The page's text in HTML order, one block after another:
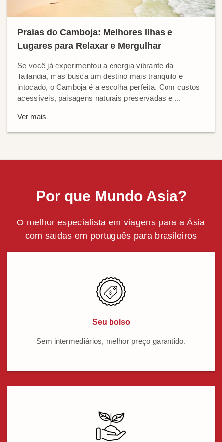
Praias do Camboja: Melhores Ilhas e
Lugares para Relaxar e Mergulhar
Se você já experimentou a energia vibrante da
Tailândia, mas busca um destino mais tranquilo e
intocado, o Camboja é a escolha perfeita. Com custos
acessíveis, paisagens naturais preservadas e ...
Ver mais
Por que Mundo Asia?
O melhor especialista em viagens para a Ásia
com saídas em português para brasileiros
Seu bolso
Sem intermediários, melhor preço garantido.